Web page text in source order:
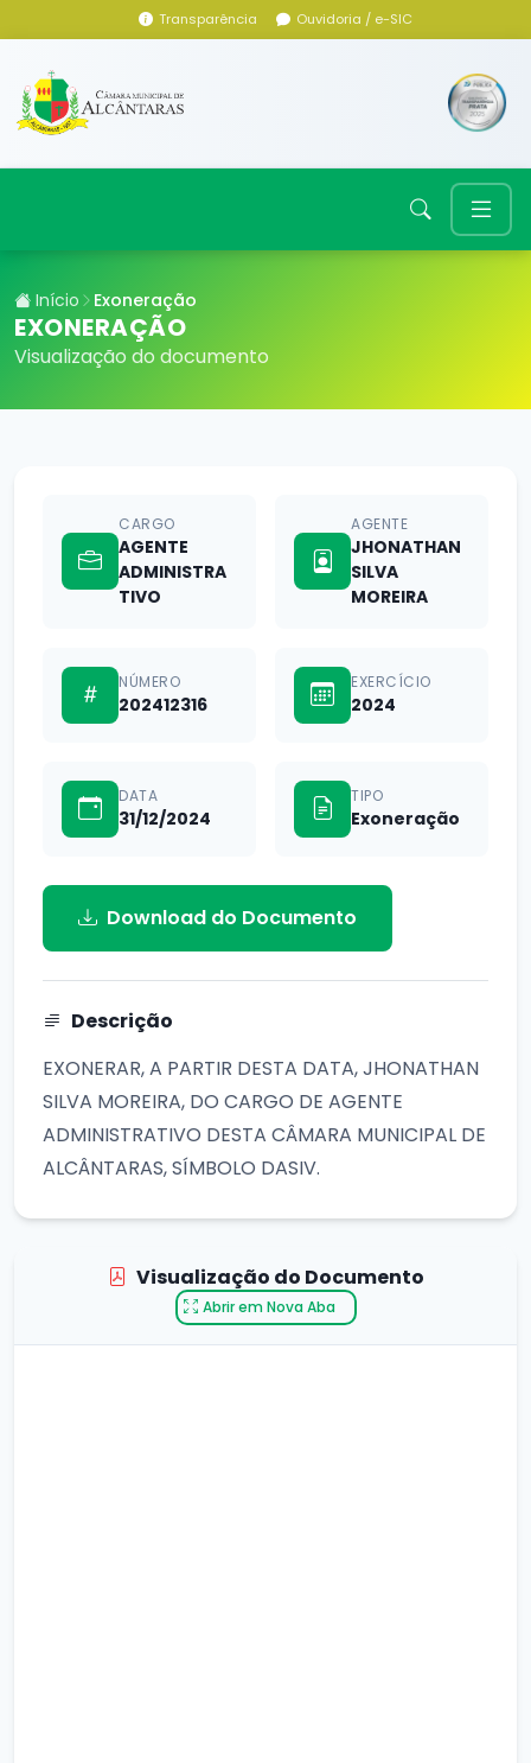
Transparência Ouvidoria / e-SIC
Início Exoneração
EXONERAÇÃO
Visualização do documento
CARGO
AGENTE
ADMINISTRA
TIVO
AGENTE
JHONATHAN
SILVA
MOREIRA
NÚMERO
202412316
EXERCÍCIO
2024
DATA
31/12/2024
TIPO
Exoneração
Download do Documento
Descrição
EXONERAR, A PARTIR DESTA DATA, JHONATHAN
SILVA MOREIRA, DO CARGO DE AGENTE
ADMINISTRATIVO DESTA CÂMARA MUNICIPAL DE
ALCÂNTARAS, SÍMBOLO DASIV.
Visualização do Documento
Abrir em Nova Aba